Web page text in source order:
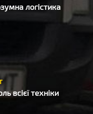
логістика
всієї техніки